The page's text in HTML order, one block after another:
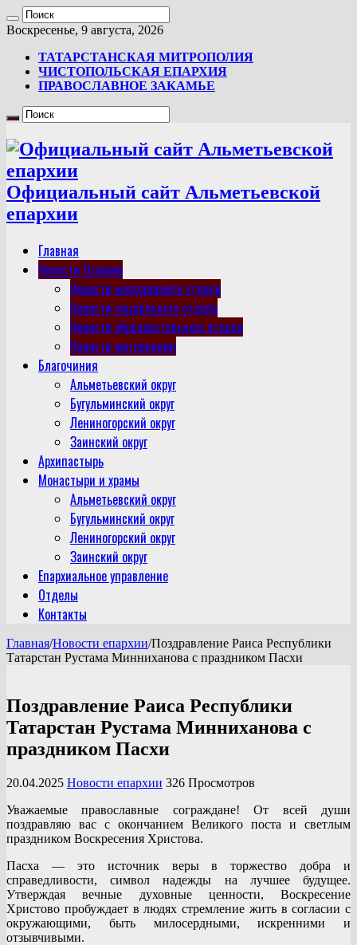
Воскресенье, 9 августа, 2026
ТАТАРСТАНСКАЯ МИТРОПОЛИЯ
ЧИСТОПОЛЬСКАЯ ЕПАРХИЯ
ПРАВОСЛАВНОЕ ЗАКАМЬЕ
Официальный сайт Альметьевской
епархии
Главная
Новости Епархии
Новости молодежного отдела
Новости социального отдела
Новости образовательного отдела
Новости митрополии
Благочиния
Альметьевский округ
Бугульминский округ
Лениногорский округ
Заинский округ
Архипастырь
Монастыри и храмы
Альметьевский округ
Бугульминский округ
Лениногорский округ
Заинский округ
Епархиальное управление
Отделы
Контакты
Главная/Новости епархии/Поздравление Раиса Республики
Татарстан Рустама Минниханова с праздником Пасхи
Поздравление Раиса Республики
Татарстан Рустама Минниханова с
праздником Пасхи
20.04.2025 Новости епархии 326 Просмотров
Уважаемые православные сограждане! От всей души
поздравляю вас с окончанием Великого поста и светлым
праздником Воскресения Христова.
Пасха — это источник веры в торжество добра и
справедливости, символ надежды на лучшее будущее.
Утверждая вечные духовные ценности, Воскресение
Христово пробуждает в людях стремление жить в согласии с
окружающими, быть милосердными, искренними и
отзывчивыми.